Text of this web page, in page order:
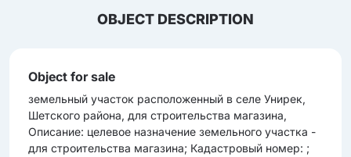
OBJECT DESCRIPTION
Object for sale
земельный участок расположенный в селе Унирек,
Шетского района, для строительства магазина,
Описание: целевое назначение земельного участка -
для строительства магазина; Кадастровый номер: ;